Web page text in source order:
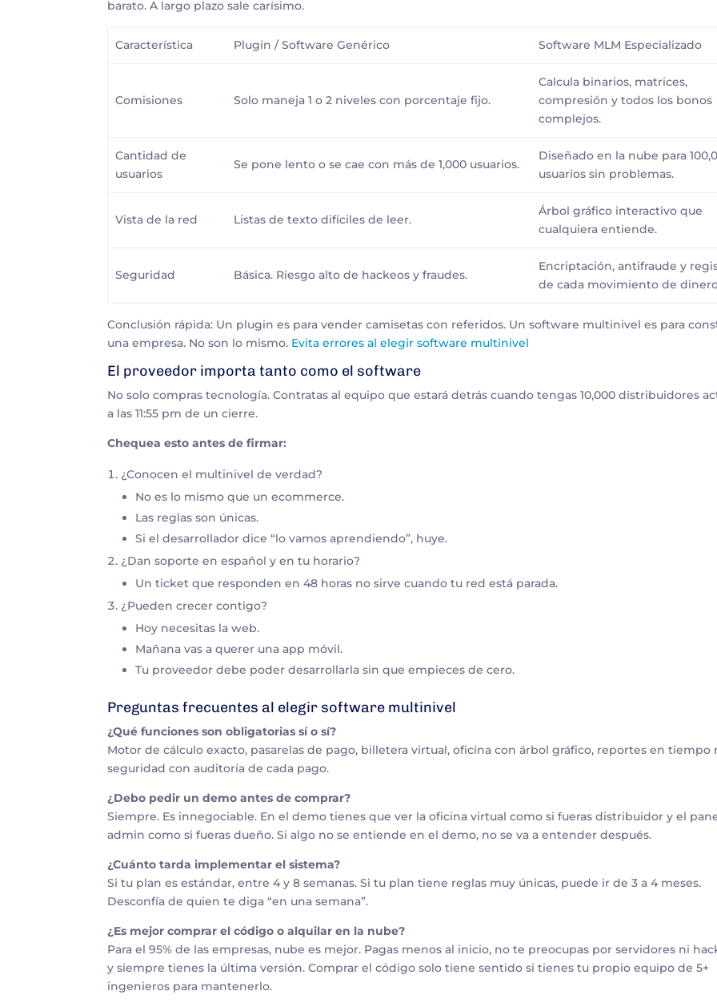
barato. A largo plazo sale carísimo.
Característica Plugin / Software Genérico Software MLM Especializado
Comisiones Solo maneja 1 o 2 niveles con porcentaje fijo.
Calcula binarios, matrices,
compresión y todos los bonos
complejos.
Cantidad de
usuarios
Se pone lento o se cae con más de 1,000 usuarios.
Diseñado en la nube para
usuarios sin problemas.
Vista de la red Listas de texto difíciles de leer.
Árbol gráfico interactivo que
cualquiera entiende.
Seguridad Básica. Riesgo alto de hackeos y fraudes.
Encriptación, antifraude y
de cada movimiento de
Conclusión rápida: Un plugin es para vender camisetas con referidos. Un software multinivel es para
una empresa. No son lo mismo. Evita errores al elegir software multinivel
El proveedor importa tanto como el software
No solo compras tecnología. Contratas al equipo que estará detrás cuando tengas 10,000 distribuidores
a las 11:55 pm de un cierre.
Chequea esto antes de firmar:
¿Conocen el multinivel de verdad?
No es lo mismo que un ecommerce.
Las reglas son únicas.
Si el desarrollador dice “lo vamos aprendiendo”, huye.
¿Dan soporte en español y en tu horario?
Un ticket que responden en 48 horas no sirve cuando tu red está parada.
¿Pueden crecer contigo?
Hoy necesitas la web.
Mañana vas a querer una app móvil.
Tu proveedor debe poder desarrollarla sin que empieces de cero.
Preguntas frecuentes al elegir software multinivel
¿Qué funciones son obligatorias sí o sí?
Motor de cálculo exacto, pasarelas de pago, billetera virtual, oficina con árbol gráfico, reportes en tiempo
seguridad con auditoría de cada pago.
¿Debo pedir un demo antes de comprar?
Siempre. Es innegociable. En el demo tienes que ver la oficina virtual como si fueras distribuidor y el
admin como si fueras dueño. Si algo no se entiende en el demo, no se va a entender después.
¿Cuánto tarda implementar el sistema?
Si tu plan es estándar, entre 4 y 8 semanas. Si tu plan tiene reglas muy únicas, puede ir de 3 a 4 meses.
Desconfía de quien te diga “en una semana”.
¿Es mejor comprar el código o alquilar en la nube?
Para el 95% de las empresas, nube es mejor. Pagas menos al inicio, no te preocupas por servidores ni
y siempre tienes la última versión. Comprar el código solo tiene sentido si tienes tu propio equipo de 5+
ingenieros para mantenerlo.